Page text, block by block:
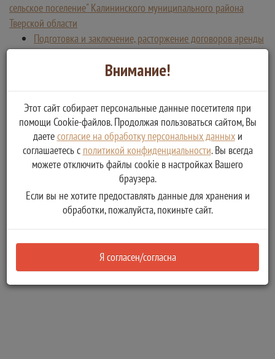
сельское поселение" Калининского муниципального района
Тверской области
Подготовка и заключение, расторжение договоров аренды
земельных участков
Внимание!
Этот сайт собирает персональные данные посетителя при
помощи Cookie-файлов. Продолжая пользоваться сайтом, Вы
даетесогласие на обработку персональных данныхи
соглашаетесь с политикой конфиденциальности. Вы всегда
можете отключить файлы cookie в настройках Вашего
браузера.
Если вы не хотите предоставлять данные для хранения и
обработки, пожалуйста, покиньте сайт.
Я согласен/согласна